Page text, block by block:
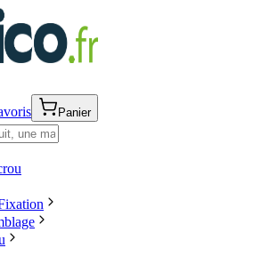
Panier